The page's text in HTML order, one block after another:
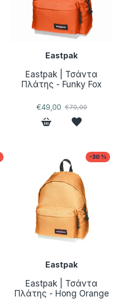
Eastpak
Eastpak | Τσάντα
Πλάτης - Funky Fox
€49,00 €70,00
-30 %
Eastpak
Eastpak | Τσάντα
Πλάτης - Hong Orange